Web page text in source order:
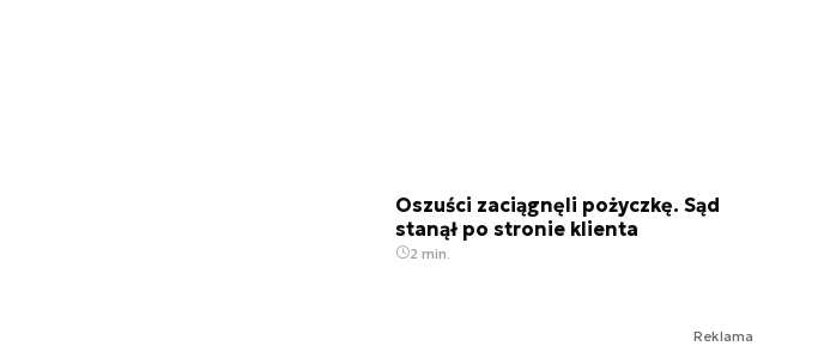
Oszuści zaciągnęli pożyczkę. Sąd
stanął po stronie klienta
2 min.
Reklama